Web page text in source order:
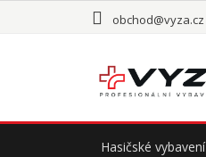
obchod@vyza.cz
Hasičské vybavení